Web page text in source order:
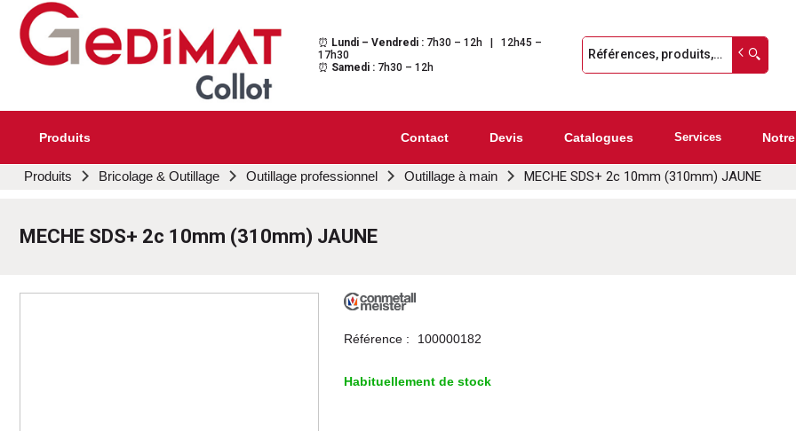
Gedimat Collot
Au cœur de l'ouvrage
⏰ Lundi – Vendredi : 7h30 – 12h | 12h45 –
17h30
⏰ Samedi : 7h30 – 12h
Produits Contact Devis Catalogues Services
Produits Bricolage & Outillage Outillage professionnel Outillage à main MECHE SDS+ 2c 10mm (310mm) JAUNE
MECHE SDS+ 2c 10mm (310mm) JAUNE
Référence : 100000182
Habituellement de stock